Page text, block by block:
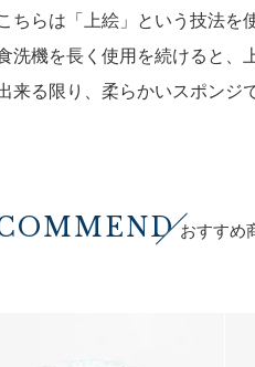
ちらは「上絵」という技法を
洗機を長く使用を続けると、
来る限り、柔らかいスポンジ
おすすめ